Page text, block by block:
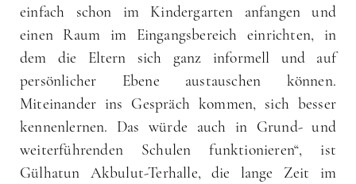
einfach schon im Kindergarten anfangen und
einen Raum im Eingangsbereich einrichten, in
dem die Eltern sich ganz informell und auf
persönlicher Ebene austauschen können.
Miteinander ins Gespräch kommen, sich besser
kennenlernen. Das würde auch in Grund- und
weiterführenden Schulen funktionieren“, ist
Gülhatun Akbulut-Terhalle, die lange Zeit im